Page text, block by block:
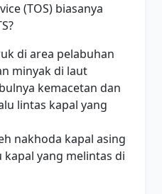
(TOS) biasanya
di area pelabuhan
minyak di laut
kemacetan dan
lintas kapal yang
nakhoda kapal asing
kapal yang melintas di